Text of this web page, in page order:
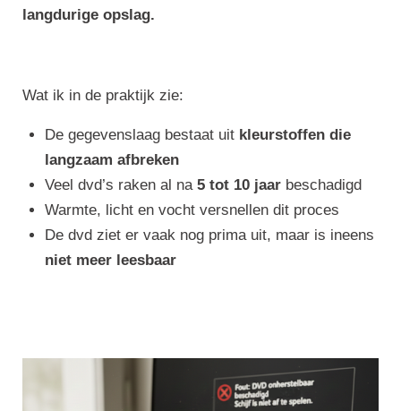
langdurige opslag.
Wat ik in de praktijk zie:
De gegevenslaag bestaat uit kleurstoffen die
langzaam afbreken
Veel dvd’s raken al na 5 tot 10 jaar beschadigd
Warmte, licht en vocht versnellen dit proces
De dvd ziet er vaak nog prima uit, maar is ineens
niet meer leesbaar